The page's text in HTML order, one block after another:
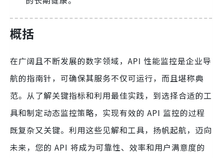
概括
在广阔且不断发展的数字领域，API 性能监控是企业导
航的指南针，可确保其服务不仅可运行，而且堪称典
范。从了解关键指标和利用最佳实践，到选择合适的工
具和制定动态监控策略，实现有效的 API 监控的过程
既复杂又关键。利用这些见解和工具，扬帆起航，迈向
未来，您的 API 将成为可靠性、效率和用户满意度的